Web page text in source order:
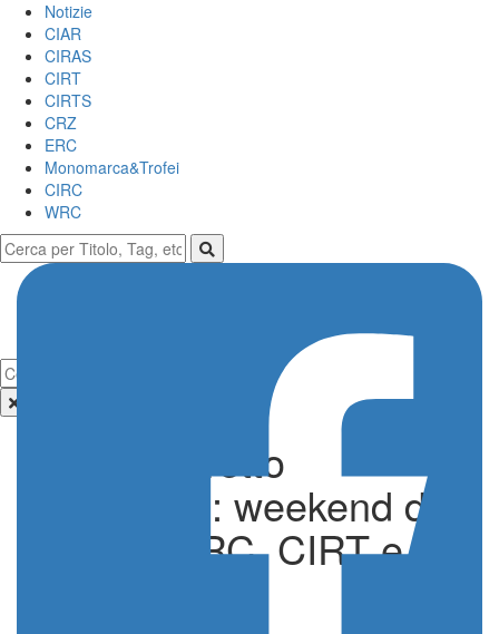
Notizie
CIAR
CIRAS
CIRT
CIRTS
CRZ
ERC
Monomarca&Trofei
CIRC
WRC
MS Munaretto
all’attacco: weekend di
sfide in ERC, CIRT e